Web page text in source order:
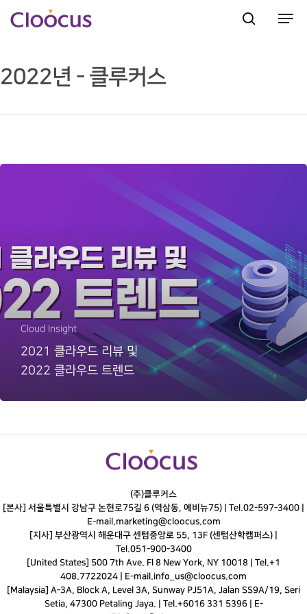
Hit enter to search or ESC to close
2022년 - 클루커스
Cloud Insight
2021 클라우드 리뷰 및
2022 클라우드 트렌드
(주)클루커스
[본사] 서울특별시 강남구 논현로75길 6 (역삼동, 에비뉴75) | Tel.02-597-3400
E-mail.marketing@cloocus.com
[지사] 부산광역시 해운대구 센텀중앙로 55, 13F (센텀산학캠퍼스) |
Tel.051-900-3400
[United States] 500 7th Ave. Fl 8 New York, NY 10018 | Tel.+1
408.7722024 | E-mail.info_us@cloocus.com
[Malaysia] A-3A, Block A, Level 3A, Sunway PJ51A, Jalan SS9A/19, Seri
Setia, 47300 Petaling Jaya. | Tel.+6016 331 5396 | E-